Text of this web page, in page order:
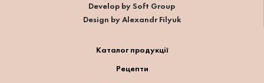
Develop by Soft Group
Design by Alexandr Filyuk
Каталог продукції
Рецепти